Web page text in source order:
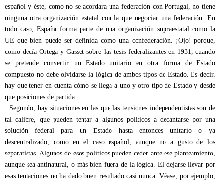
español y éste, como no se acordara una federación con Portugal, no tiene
ninguna otra organización estatal con la que negociar una federación. En
todo caso, España forma parte de una organización supraestatal como la
UE que bien puede ser definida como una confederación. ¡Ojo! porque,
como decía Ortega y Gasset sobre las tesis federalizantes en 1931, cuando
se pretende convertir un Estado unitario en otra forma de Estado
compuesto no debe olvidarse la lógica de ambos tipos de Estado. Es decir,
hay que tener en cuenta cómo se llega a uno y otro tipo de Estado y desde
que posiciones de partida.
Segundo, hay situaciones en las que las tensiones independentistas son de
tal calibre, que pueden tentar a algunos políticos a decantarse por una
solución federal para un Estado hasta entonces unitario o ya
descentralizado, como en el caso español, aunque no a gusto de los
separatistas. Algunos de esos políticos pueden ceder ante ese planteamiento,
aunque sea antinatural, o más bien fuera de la lógica. El dejarse llevar por
esas tentaciones no ha dado buen resultado casi nunca. Véase, por ejemplo,